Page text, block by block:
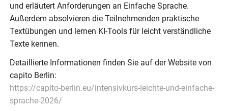
und erläutert Anforderungen an Einfache Sprache.
Außerdem absolvieren die Teilnehmenden praktische
Textübungen und lernen KI-Tools für leicht verständliche
Texte kennen.
Detaillierte Informationen finden Sie auf der Website von
capito Berlin:
https://capito-berlin.eu/intensivkurs-leichte-und-einfache-
sprache-2026/